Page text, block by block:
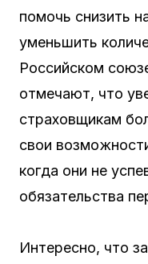
помочь снизить
уменьшить
Российском
отмечают, что
страховщикам
свои
когда они не
обязательства
Интересно, что